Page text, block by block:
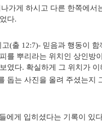
가게 하시고 다른 한쪽에서
다.
(출 12:7)- 믿음과 행동이 함
를 뿌리라는 위치인 상인방
였다. 확실하게 그 위치가
돕는 사진을 올려 주셨는지
에게 입히셨다는 기록이 있